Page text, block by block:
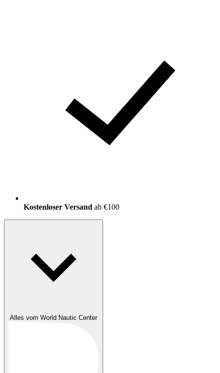
Kostenloser Versand ab €100
Alles vom World Nautic Center